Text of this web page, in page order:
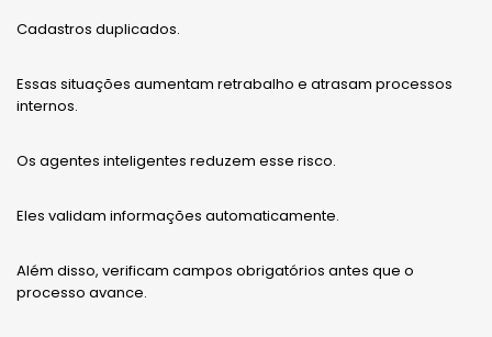
Cadastros duplicados.
Essas situações aumentam retrabalho e atrasam processos
internos.
Os agentes inteligentes reduzem esse risco.
Eles validam informações automaticamente.
Além disso, verificam campos obrigatórios antes que o
processo avance.